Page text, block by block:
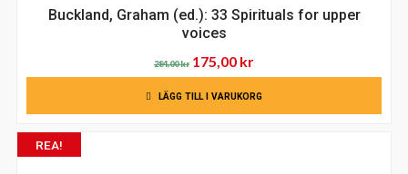
Buckland, Graham (ed.): 33 Spirituals for upper
voices
284,00kr Det
ursprungliga
priset
175,00 krDet
nuvarande
priset
LÄGG TILL I VARUKORG
REA!